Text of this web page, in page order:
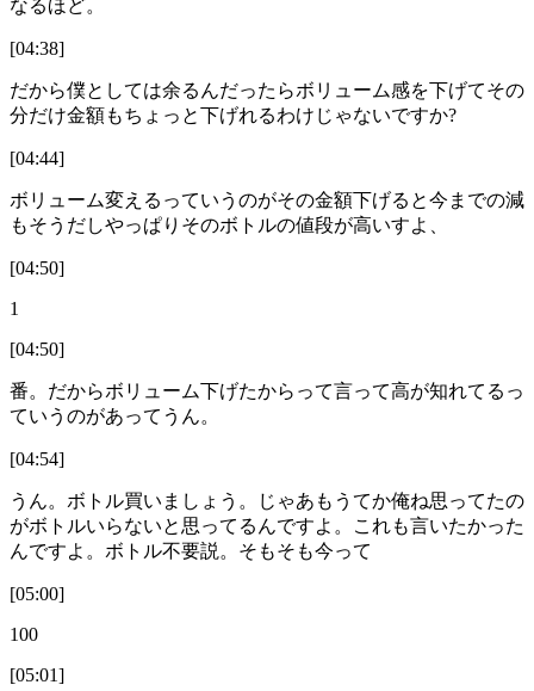
なるほど。
[04:38]
だから僕としては余るんだったらボリューム感を下げてその
分だけ金額もちょっと下げれるわけじゃないですか?
[04:44]
ボリューム変えるっていうのがその金額下げると今までの減
もそうだしやっぱりそのボトルの値段が高いすよ、
[04:50]
1
[04:50]
番。だからボリューム下げたからって言って高が知れてるっ
ていうのがあってうん。
[04:54]
うん。ボトル買いましょう。じゃあもうてか俺ね思ってたの
がボトルいらないと思ってるんですよ。これも言いたかった
んですよ。ボトル不要説。そもそも今って
[05:00]
100
[05:01]